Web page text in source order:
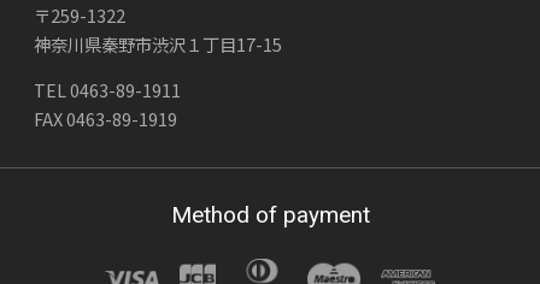
〒259-1322
神奈川県秦野市渋沢１丁目17-15
TEL 0463-89-1911
FAX 0463-89-1919
Method of payment